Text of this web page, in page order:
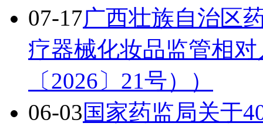
07-17广西壮族自治区
疗器械化妆品监管相
〔2026〕21号））
06-03国家药监局关于